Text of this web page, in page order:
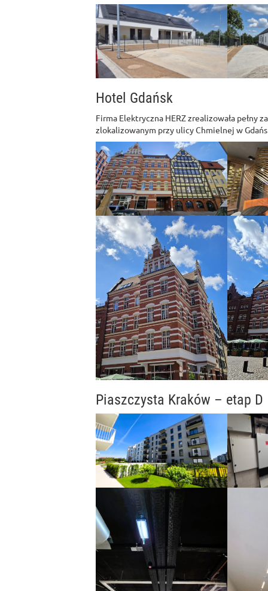
Hotel Gdańsk
Firma Elektryczna HERZ zrealizowała
zlokalizowanym przy ulicy Chmielnej w
Piaszczysta Kraków – etap D